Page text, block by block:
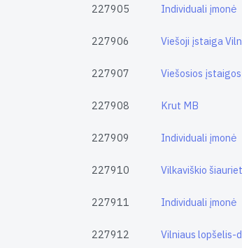
227905 Individuali įmonė
227906 Viešoji įstaiga
227907 Viešosios
227908 Krut MB
227909 Individuali įmonė
227910 Vilkaviškio
227911 Individuali įmonė
227912 Vilniaus lopšelis-